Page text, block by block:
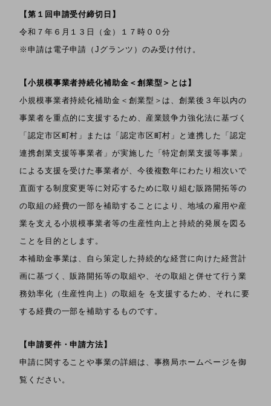
【第１回申請受付締切日】
令和７年６月１３日（金）１７時００分
※申請は電子申請（Jグランツ）のみ受け付け。
【小規模事業者持続化補助金＜創業型＞とは】
小規模事業者持続化補助金＜創業型＞は、創業後３年以内の
事業者を重点的に支援するため、産業競争力強化法に基づく
「認定市区町村」または「認定市区町村」と連携した「認定
連携創業支援等事業者」が実施した「特定創業支援等事業」
による支援を受けた事業者が、今後複数年にわたり相次いで
直面する制度変更等に対応するために取り組む販路開拓等の
の取組の経費の一部を補助することにより、地域の雇用や産
業を支える小規模事業者等の生産性向上と持続的発展を図る
ことを目的とします。
本補助金事業は、自ら策定した持続的な経営に向けた経営計
画に基づく、販路開拓等の取組や、その取組と併せて行う業
務効率化（生産性向上）の取組を を支援するため、それに要
する経費の一部を補助するものです。
【申請要件・申請方法】
申請に関することや事業の詳細は、事務局ホームページを御
覧ください。